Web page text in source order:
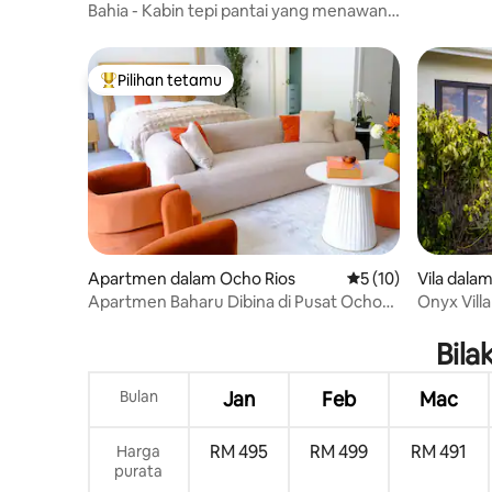
Bahia - Kabin tepi pantai yang menawan,
Pilihan utama tetamu
Pilihan tetamu
Apartmen dalam Ocho Rios Penarafan purata 5
5 (10)
Apartmen Baharu Dibina di Pusat Ocho
Vila
Onyx
Bulan Jan Feb Mac
Harga
purata
RM 495 RM 499 RM 491